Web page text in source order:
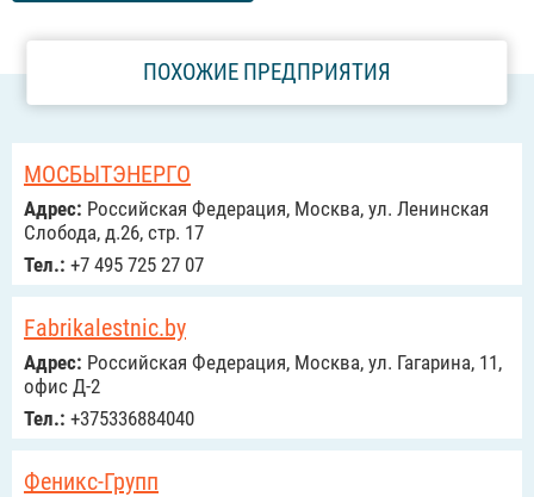
ПОХОЖИЕ ПРЕДПРИЯТИЯ
МОСБЫТЭНЕРГО
Адрес: Российcкая Федерация, Москва, ул. Ленинская
Слобода, д.26, стр. 17
Тел.: +7 495 725 27 07
Fabrikalestnic.by
Адрес: Российcкая Федерация, Москва, ул. Гагарина, 11,
офис Д-2
Тел.: +375336884040
Феникс-Групп